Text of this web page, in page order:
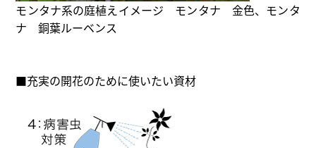
モンタナ系の庭植えイメージ モンタナ 金色、モンタ
ナ 銅葉ルーベンス
■充実の開花のために使いたい資材